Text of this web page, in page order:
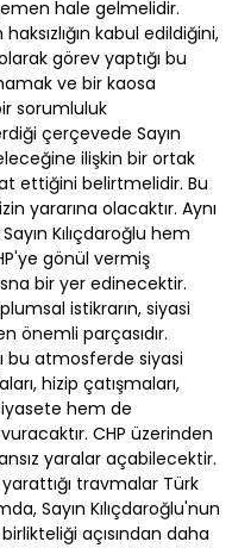
hale gelmelidir.
kabul edildiğini,
görev yaptığı bu
ve bir kaosa
sorumluluk
çerçevede Sayın
ilişkin bir ortak
ettiğini belirtmelidir. Bu
yararına olacaktır. Aynı
Kılıçdaroğlu hem
gönül vermiş
bir yer edinecektir.
istikrarın, siyasi
önemli parçasıdır.
bu atmosferde siyasi
hizip çatışmaları,
hem de
CHP üzerinden
yaralar açabilecektir.
travmalar Türk
Sayın Kılıçdaroğlu'nun
açısından daha